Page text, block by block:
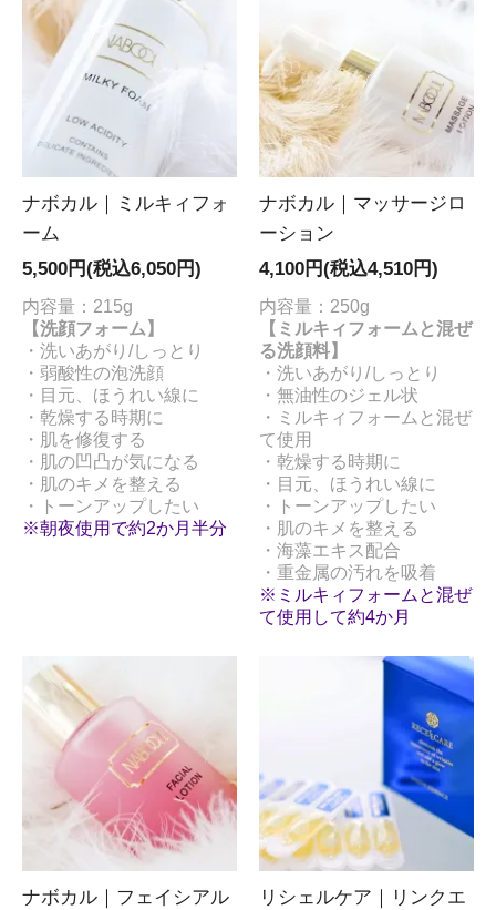
ナボカル｜ミルキィフォ
ーム
5,500円(税込6,050円)
内容量：215g
【洗顔フォーム】
・洗いあがり/しっとり
・弱酸性の泡洗顔
・目元、ほうれい線に
・乾燥する時期に
・肌を修復する
・肌の凹凸が気になる
・肌のキメを整える
・トーンアップしたい
※朝夜使用で約2か月半分
ナボカル｜マッサージロ
ーション
4,100円(税込4,510円)
内容量：250g
【ミルキィフォームと混ぜ
る洗顔料】
・洗いあがり/しっとり
・無油性のジェル状
・ミルキィフォームと混ぜ
て使用
・乾燥する時期に
・目元、ほうれい線に
・トーンアップしたい
・肌のキメを整える
・海藻エキス配合
・重金属の汚れを吸着
※ミルキィフォームと混ぜ
て使用して約4か月
ナボカル｜フェイシアル
リシェルケア｜リンクエ